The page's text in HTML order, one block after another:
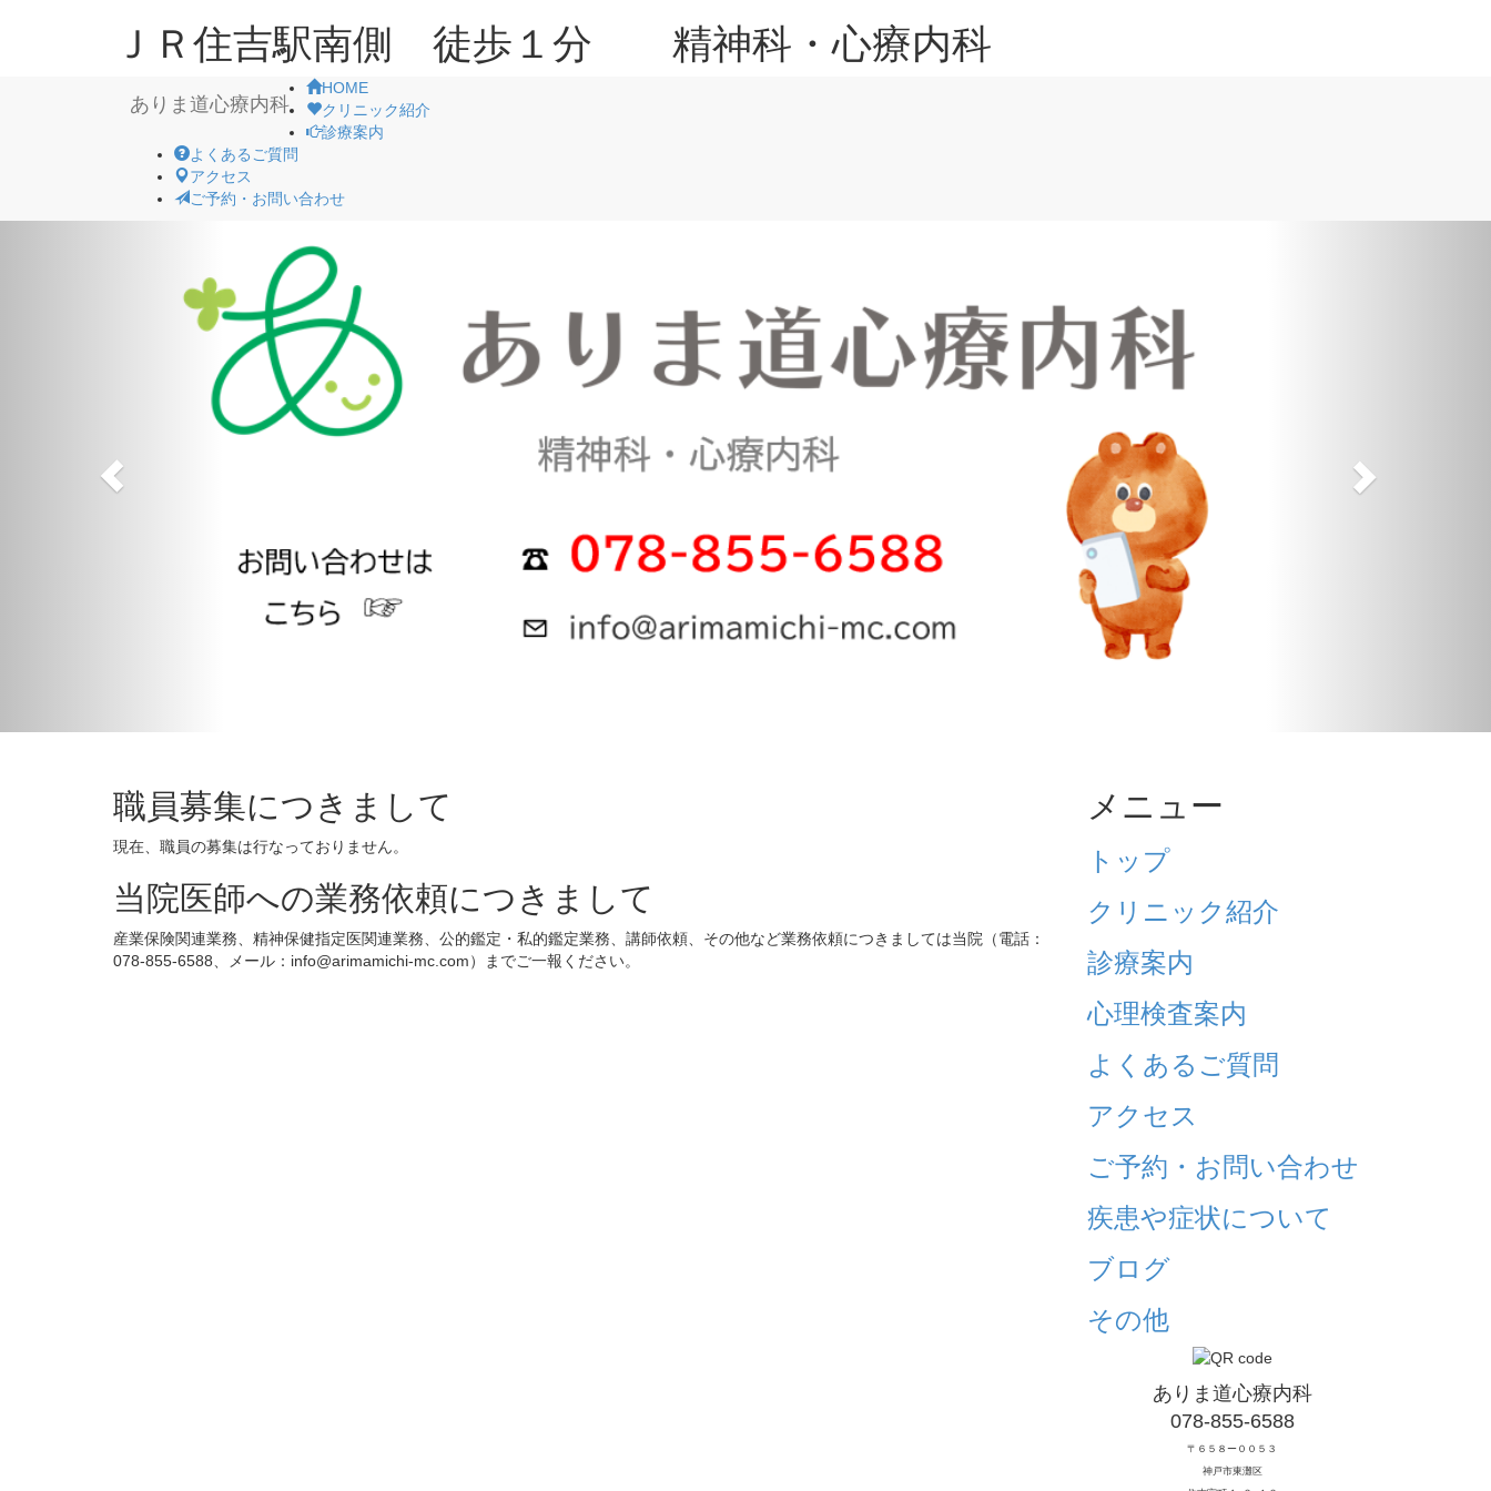
ＪＲ住吉駅南側 徒歩１分 精神科・心療内科
ありま道心療内科
HOME
クリニック紹介
診療案内
よくあるご質問
アクセス
ご予約・お問い合わせ
職員募集につきまして
現在、職員の募集は行なっておりません。
当院医師への業務依頼につきまして
産業保険関連業務、精神保健指定医関連業務、公的鑑定・私的鑑定業務、講師依頼、その他など業務依頼につきましては当院（電話：
078-855-6588、メール：info@arimamichi-mc.com）までご一報ください。
メニュー
トップ
クリニック紹介
診療案内
心理検査案内
よくあるご質問
アクセス
ご予約・お問い合わせ
疾患や症状について
ブログ
その他
ありま道心療内科
078-855-6588
〒６５８ー００５３
神戸市東灘区